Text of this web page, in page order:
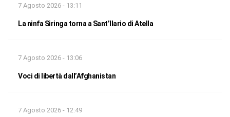
7 Agosto 2026 - 13:11
La ninfa Siringa torna a Sant’Ilario di Atella
7 Agosto 2026 - 13:06
Voci di libertà dall’Afghanistan
7 Agosto 2026 - 12:49